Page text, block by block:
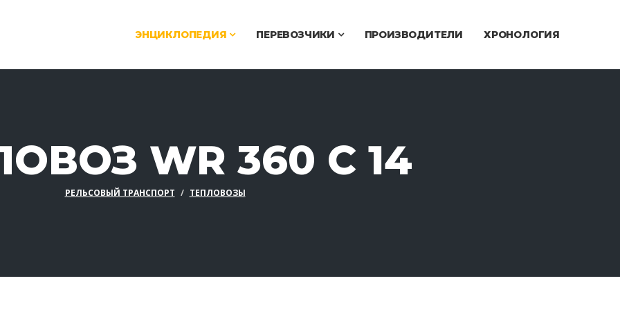
ЭНЦИКЛОПЕДИЯ ПЕРЕВОЗЧИКИ ПРОИЗВОДИТЕЛИ ХРОНОЛОГИЯ
WR 360 C 14
РЕЛЬСОВЫЙ ТРАНСПОРТ ТЕПЛОВОЗЫ